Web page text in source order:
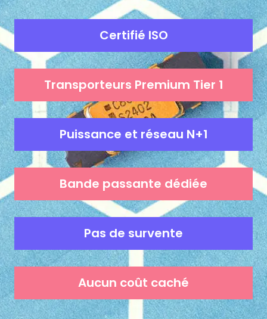
Certifié ISO
Transporteurs Premium Tier 1
Puissance et réseau N+1
Bande passante dédiée
Pas de survente
Aucun coût caché